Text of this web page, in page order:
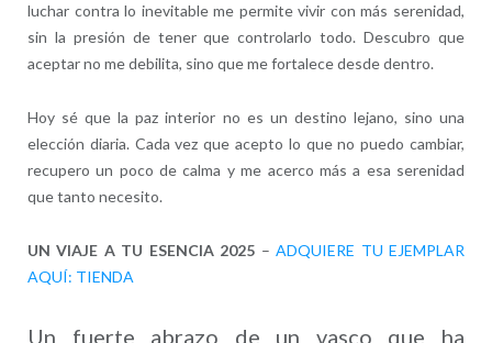
luchar contra lo inevitable me permite vivir con más serenidad,
sin la presión de tener que controlarlo todo. Descubro que
aceptar no me debilita, sino que me fortalece desde dentro.
Hoy sé que la paz interior no es un destino lejano, sino una
elección diaria. Cada vez que acepto lo que no puedo cambiar,
recupero un poco de calma y me acerco más a esa serenidad
que tanto necesito.
UN VIAJE A TU ESENCIA 2025 –ADQUIERE TU EJEMPLAR
AQUÍ: TIENDA
Un fuerte abrazo de un vasco que ha